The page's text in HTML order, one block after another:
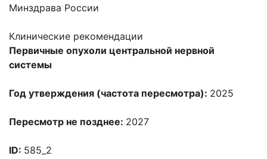
Минздрава России
Клинические рекомендации
Первичные опухоли центральной нервной
системы
Год утверждения (частота пересмотра): 2025
Пересмотр не позднее: 2027
ID: 585_2